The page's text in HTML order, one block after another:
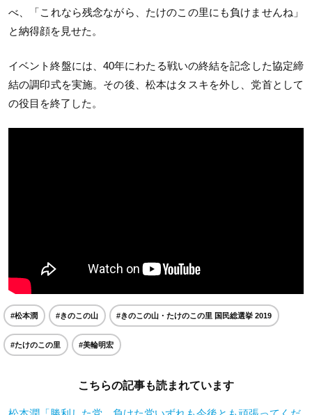
べ、「これなら残念ながら、たけのこの里にも負けませんね」
と納得顔を見せた。
イベント終盤には、40年にわたる戦いの終結を記念した協定締
結の調印式を実施。その後、松本はタスキを外し、党首として
の役目を終了した。
#松本潤 #きのこの山 #きのこの山・たけのこの里 国民総選挙 2019
#たけのこの里 #美輪明宏
こちらの記事も読まれています